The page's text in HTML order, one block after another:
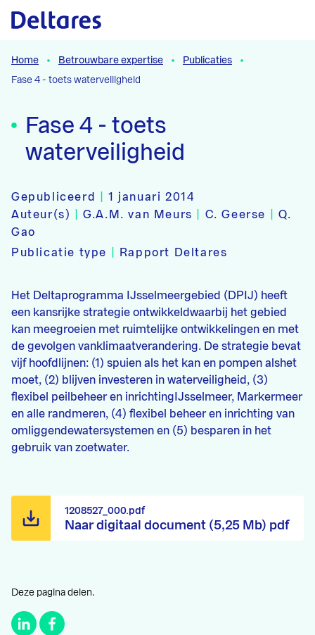
Naar hoofdcontent
Home Betrouwbare expertise
Publicaties
Fase 4 - toets waterveiligheid
Fase 4 - toets
waterveiligheid
Gepubliceerd |1 januari 2014
Auteur(s)
|G.A.M. van Meurs C. Geerse
Q.
Gao
Publicatie type
Rapport Deltares
Het Deltaprogramma IJsselmeergebied (DPIJ) heeft
een kansrijke strategie ontwikkeldwaarbij het gebied
kan meegroeien met ruimtelijke ontwikkelingen en met
de gevolgen vanklimaatverandering. De strategie bevat
vijf hoofdlijnen: (1) spuien als het kan en pompen alshet
moet, (2) blijven investeren in waterveiligheid, (3)
flexibel peilbeheer en inrichtingIJsselmeer, Markermeer
en alle randmeren, (4) flexibel beheer en inrichting van
omliggendewatersystemen en (5) besparen in het
gebruik van zoetwater.
Naar digitaal document (5,25 Mb) pdf
1208527_000.pdf
Deze pagina delen.